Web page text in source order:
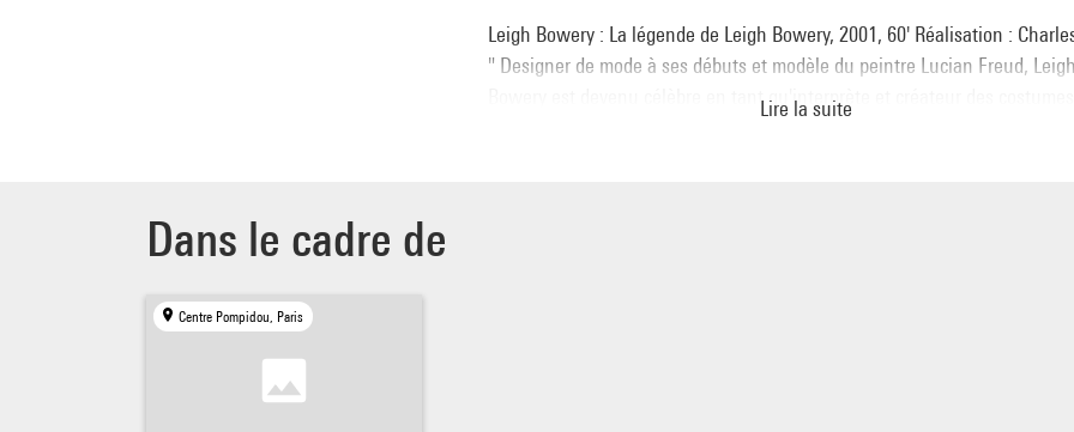
Leigh Bowery : La légende de Leigh Bowery, 2001, 60' Réalisation :
" Designer de mode à ses débuts et modèle du peintre Lucian Freud, Leigh
Bowery est devenu célèbre en tant qu'interprète et créateur des costumes
Lire la suite
Dans le cadre de
Centre Pompidou, Paris